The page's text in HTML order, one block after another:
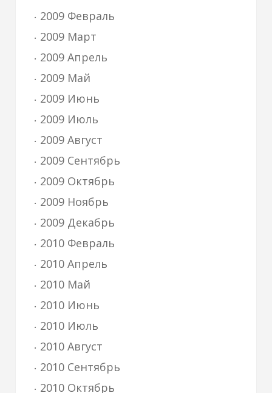
2009 Февраль
2009 Март
2009 Апрель
2009 Май
2009 Июнь
2009 Июль
2009 Август
2009 Сентябрь
2009 Октябрь
2009 Ноябрь
2009 Декабрь
2010 Февраль
2010 Апрель
2010 Май
2010 Июнь
2010 Июль
2010 Август
2010 Сентябрь
2010 Октябрь